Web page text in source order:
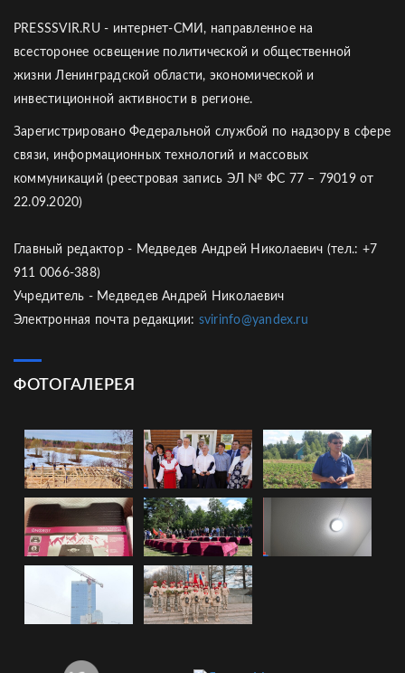
PRESSSVIR.RU - интернет-СМИ, направленное на
всесторонее освещение политической и общественной
жизни Ленинградской области, экономической и
инвестиционной активности в регионе.
Зарегистрировано Федеральной службой по надзору в сфере
связи, информационных технологий и массовых
коммуникаций (реестровая запись ЭЛ № ФС 77 – 79019 от
22.09.2020)
Главный редактор - Медведев Андрей Николаевич (тел.: +7
911 0066-388)
Учредитель - Медведев Андрей Николаевич
Электронная почта редакции: svirinfo@yandex.ru
ФОТОГАЛЕРЕЯ